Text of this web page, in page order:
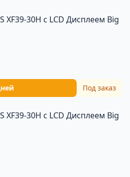
30H с LCD Дисплеем Big
Под заказ
30H с LCD Дисплеем Big